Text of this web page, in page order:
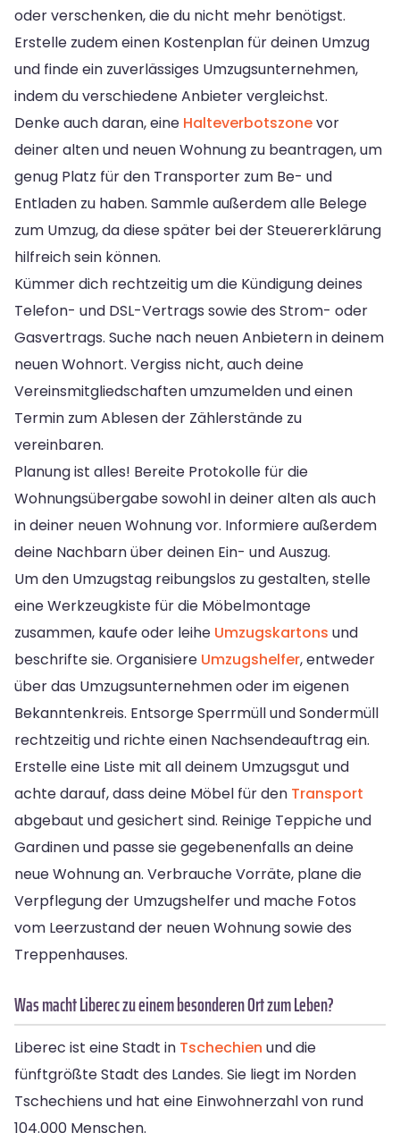
oder verschenken, die du nicht mehr benötigst.
Erstelle zudem einen Kostenplan für deinen Umzug
und finde ein zuverlässiges Umzugsunternehmen,
indem du verschiedene Anbieter vergleichst.
Denke auch daran, eine Halteverbotszonevor
deiner alten und neuen Wohnung zu beantragen, um
genug Platz für den Transporter zum Be- und
Entladen zu haben. Sammle außerdem alle Belege
zum Umzug, da diese später bei der Steuererklärung
hilfreich sein können.
Kümmer dich rechtzeitig um die Kündigung deines
Telefon- und DSL-Vertrags sowie des Strom- oder
Gasvertrags. Suche nach neuen Anbietern in deinem
neuen Wohnort. Vergiss nicht, auch deine
Vereinsmitgliedschaften umzumelden und einen
Termin zum Ablesen der Zählerstände zu
vereinbaren.
Planung ist alles! Bereite Protokolle für die
Wohnungsübergabe sowohl in deiner alten als auch
in deiner neuen Wohnung vor. Informiere außerdem
deine Nachbarn über deinen Ein- und Auszug.
Um den Umzugstag reibungslos zu gestalten, stelle
eine Werkzeugkiste für die Möbelmontage
zusammen, kaufe oder leihe Umzugskartons und
beschrifte sie. Organisiere Umzugshelfer, entweder
über das Umzugsunternehmen oder im eigenen
Bekanntenkreis. Entsorge Sperrmüll und Sondermüll
rechtzeitig und richte einen Nachsendeauftrag ein.
Erstelle eine Liste mit all deinem Umzugsgut und
achte darauf, dass deine Möbel für den Transport
abgebaut und gesichert sind. Reinige Teppiche und
Gardinen und passe sie gegebenenfalls an deine
neue Wohnung an. Verbrauche Vorräte, plane die
Verpflegung der Umzugshelfer und mache Fotos
vom Leerzustand der neuen Wohnung sowie des
Treppenhauses.
Was macht Liberec zu einem besonderen Ort zum Leben?
Liberec ist eine Stadt in Tschechien und die
fünftgrößte Stadt des Landes. Sie liegt im Norden
Tschechiens und hat eine Einwohnerzahl von rund
104.000 Menschen.